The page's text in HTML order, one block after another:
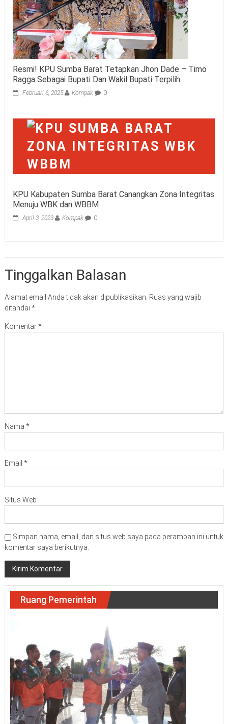
Resmi! KPU Sumba Barat Tetapkan Jhon Dade – Timo
Ragga Sebagai Bupati Dan Wakil Bupati Terpilih
Februari 6, 2025 Kompak 0
KPU Kabupaten Sumba Barat Canangkan Zona Integritas
Menuju WBK dan WBBM
April 3, 2023 Kompak 0
Tinggalkan Balasan
Alamat email Anda tidak akan dipublikasikan. Ruas yang wajib
ditandai *
Komentar*
Nama *
Email *
Situs Web
Simpan nama, email, dan situs web saya pada peramban ini untuk
komentar saya berikutnya.
Ruang Pemerintah